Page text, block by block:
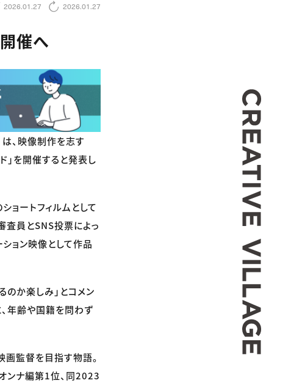
2026.01.27 2026.01.27
催へ
、映像制作を志す
」を開催すると発表し
ョートフィルムとして
査員とSNS投票によっ
ョン映像として作品
か楽しみ」とコメン
年齢や国籍を問わず
画監督を目指す物語。
ンナ編第1位、同2023